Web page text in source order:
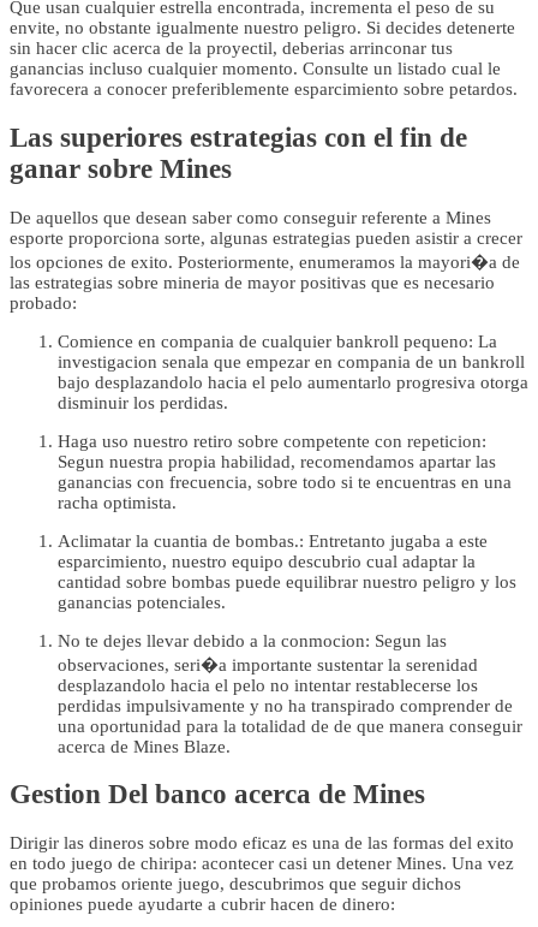
Que usan cualquier estrella encontrada, incrementa el peso de su
envite, no obstante igualmente nuestro peligro. Si decides detenerte
sin hacer clic acerca de la proyectil, deberias arrinconar tus
ganancias incluso cualquier momento. Consulte un listado cual le
favorecera a conocer preferiblemente esparcimiento sobre petardos.
Las superiores estrategias con el fin de
ganar sobre Mines
De aquellos que desean saber como conseguir referente a Mines
esporte proporciona sorte, algunas estrategias pueden asistir a crecer
los opciones de exito. Posteriormente, enumeramos la mayori�a de
las estrategias sobre mineria de mayor positivas que es necesario
probado:
Comience en compania de cualquier bankroll pequeno: La
investigacion senala que empezar en compania de un bankroll
bajo desplazandolo hacia el pelo aumentarlo progresiva otorga
disminuir los perdidas.
Haga uso nuestro retiro sobre competente con repeticion:
Segun nuestra propia habilidad, recomendamos apartar las
ganancias con frecuencia, sobre todo si te encuentras en una
racha optimista.
Aclimatar la cuantia de bombas.: Entretanto jugaba a este
esparcimiento, nuestro equipo descubrio cual adaptar la
cantidad sobre bombas puede equilibrar nuestro peligro y los
ganancias potenciales.
No te dejes llevar debido a la conmocion: Segun las
observaciones, seri�a importante sustentar la serenidad
desplazandolo hacia el pelo no intentar restablecerse los
perdidas impulsivamente y no ha transpirado comprender de
una oportunidad para la totalidad de de que manera conseguir
acerca de Mines Blaze.
Gestion Del banco acerca de Mines
Dirigir las dineros sobre modo eficaz es una de las formas del exito
en todo juego de chiripa: acontecer casi un detener Mines. Una vez
que probamos oriente juego, descubrimos que seguir dichos
opiniones puede ayudarte a cubrir hacen de dinero: